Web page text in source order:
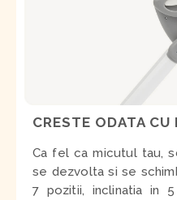
CRESTE ODATA CU
Ca fel ca micutul tau,
se dezvolta si se
7 pozitii, inclinatia in